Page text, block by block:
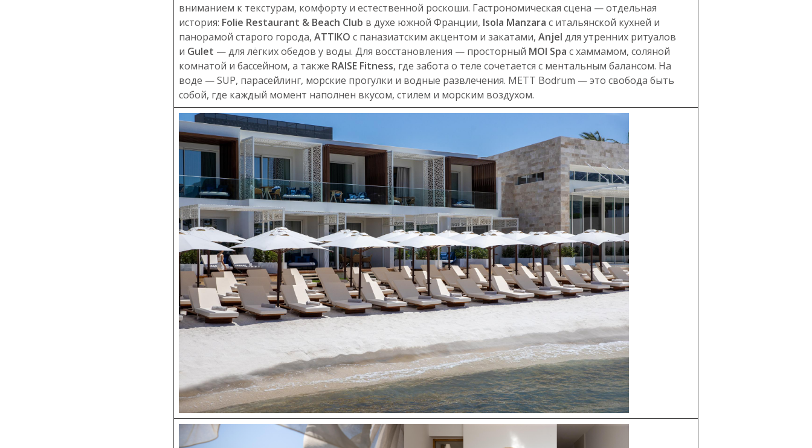
вниманием к текстурам, комфорту и естественной роскоши. Гастрономическая сцена — отдельная
история: Folie Restaurant & Beach Club в духе южной Франции, Isola Manzara с итальянской кухней и
панорамой старого города, ATTIKO с паназиатским акцентом и закатами, Anjel для утренних ритуалов
и Gulet — для лёгких обедов у воды. Для восстановления — просторный MOI Spa с хаммамом, соляной
комнатой и бассейном, а также RAISE Fitness, где забота о теле сочетается с ментальным балансом. На
воде — SUP, парасейлинг, морские прогулки и водные развлечения. METT Bodrum — это свобода быть
собой, где каждый момент наполнен вкусом, стилем и морским воздухом.